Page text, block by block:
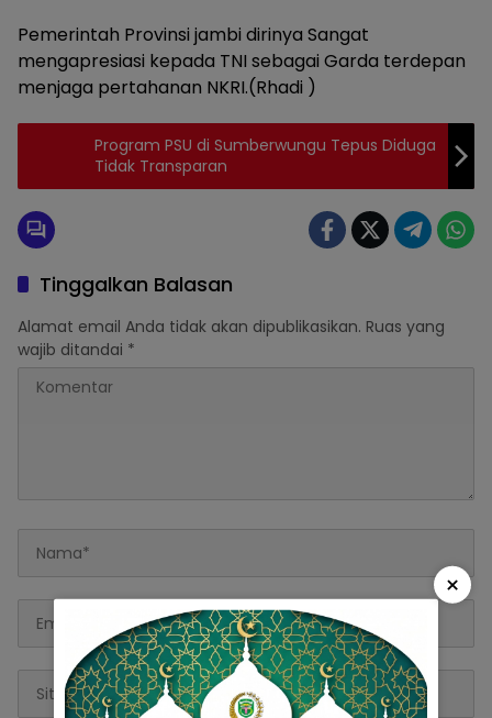
Pemerintah Provinsi jambi dirinya Sangat
mengapresiasi kepada TNI sebagai Garda terdepan
menjaga pertahanan NKRI.(Rhadi )
Program PSU di Sumberwungu Tepus Diduga
Tidak Transparan
Tinggalkan Balasan
Alamat email Anda tidak akan dipublikasikan. Ruas yang
wajib ditandai *
×